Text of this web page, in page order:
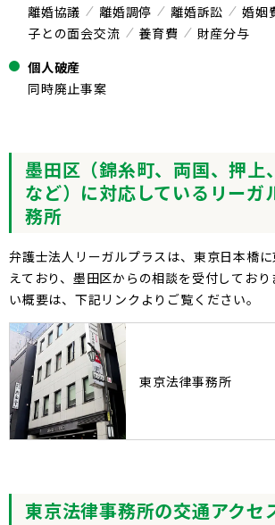
離婚協議
離婚調停 離婚訴訟
婚姻
子との面会交流
養育費
財産分与
個人破産
同時廃止事案
墨田区（錦糸町、両国、押上
など）に対応しているリーガ
務所
弁護士法人リーガルプラスは、東京日本橋
えており、墨田区からの相談を受付してお
い概要は、下記リンクよりご覧ください。
東京法律事務所
東京法律事務所の交通アクセ